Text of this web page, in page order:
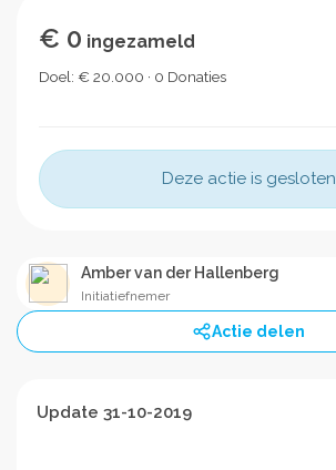
€ 0 ingezameld
Doel: € 20.000 · 0 Donaties
Deze actie is gesloten
Amber van der Hallenberg
Initiatiefnemer
Actie delen
Update 31-10-2019